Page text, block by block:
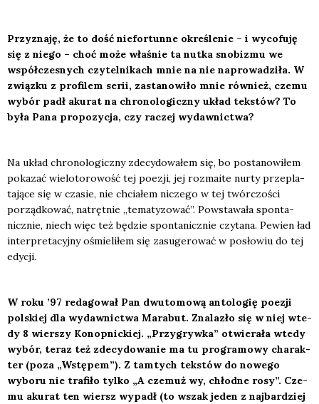
Przy­zna­ję, że to dość nie­for­tun­ne okre­śle­nie – i wyco­fu­ję
się z nie­go – choć może wła­śnie ta nut­ka sno­bi­zmu we
współ­cze­snych czy­tel­ni­kach mnie na nie napro­wa­dzi­ła. W
związ­ku z pro­fi­lem serii, zasta­no­wi­ło mnie rów­nież, cze­mu
wybór padł aku­rat na chro­no­lo­gicz­ny układ tek­stów? To
była Pana pro­po­zy­cja, czy raczej wydaw­nic­twa?
Na układ chro­no­lo­gicz­ny zde­cy­do­wa­łem się, bo posta­no­wi­łem
poka­zać wie­lo­to­ro­wość tej poezji, jej roz­ma­ite nur­ty prze­pla­
ta­ją­ce się w cza­sie, nie chcia­łem nicze­go w tej twór­czo­ści
porząd­ko­wać, natręt­nie „tema­ty­zo­wać”. Powsta­wa­ła spon­ta­
nicz­nie, niech więc też będzie spon­ta­nicz­nie czy­ta­na. Pewien ład
inter­pre­ta­cyj­ny ośmie­li­łem się zasu­ge­ro­wać w posło­wiu do tej
edy­cji.
W roku ’97 reda­go­wał Pan dwu­to­mo­wą anto­lo­gię poezji
pol­skiej dla wydaw­nic­twa Mara­but. Zna­la­zło się w niej wte­
dy 8 wier­szy Konop­nic­kiej. „Przy­gryw­ka” otwie­ra­ła wte­dy
wybór, teraz też zde­cy­do­wa­nie ma tu pro­gra­mo­wy cha­rak­
ter (poza „Wstę­pem”). Z tam­tych tek­stów do nowe­go
wybo­ru nie tra­fi­ło tyl­ko „A cze­muż wy, chłod­ne rosy”. Cze­
mu aku­rat ten wiersz wypadł (to wszak jeden z naj­bar­dziej